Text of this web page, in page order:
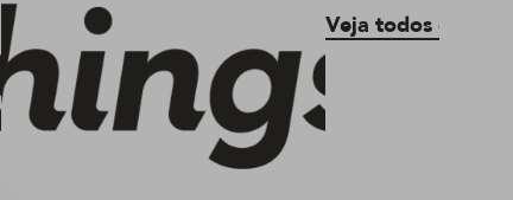
Veja todos os